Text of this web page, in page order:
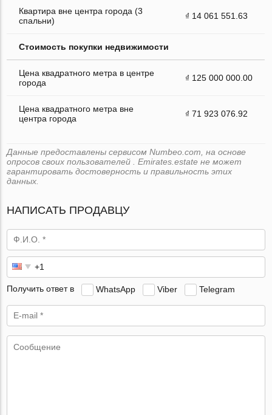
Квартира вне центра города (3
спальни)
₫ 14 061 551.63
Стоимость покупки недвижимости
Цена квадратного метра в центре
города
₫ 125 000 000.00
Цена квадратного метра вне
центра города
₫ 71 923 076.92
Данные предоставлены сервисом Numbeo.com, на основе
опросов своих пользователей . Emirates.estate не может
гарантировать достоверность и правильность этих
данных.
НАПИСАТЬ ПРОДАВЦУ
Получить ответ в WhatsApp Viber Telegram